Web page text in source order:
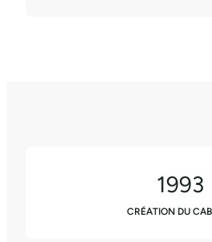
1993
CRÉATION DU